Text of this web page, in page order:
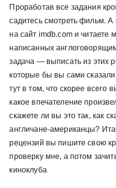
Проработав все задания
садитесь смотреть фильм.
на сайт imdb.com и читаете
написанных
задача — выписать из этих
которые бы вы сами
тут в том, что скорее всего
какое впечателение
скажете ли вы это так, как
англичане-американцы?
рецензий вы пишите свою
проверку мне, а потом
киноклуба